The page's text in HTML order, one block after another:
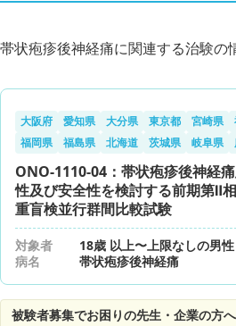
帯状疱疹後神経痛に関連する治験の
大阪府 愛知県 大分県 東京都 宮崎県
福岡県
福島県 北海道 茨城県 岐阜県
ONO-1110-04：帯状疱疹後神経
性及び安全性を検討する前期第Ⅱ
重盲検並行群間比較試験
対象者
18歳 以上〜上限なしの男
病名
帯状疱疹後神経痛
被験者募集でお困りの先生・企業の方へ